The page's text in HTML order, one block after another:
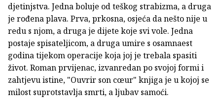
djetinjstva. Jedna boluje od teškog strabizma, a druga
je rođena plava. Prva, prkosna, osjeća da nešto nije u
redu s njom, a druga je dijete koje svi vole. Jedna
postaje spisateljicom, a druga umire s osamnaest
godina tijekom operacije koja joj je trebala spasiti
život. Roman prvijenac, izvanredan po svojoj formi i
zahtjevu istine, "Ouvrir son cœur" knjiga je u kojoj se
milost suprotstavlja smrti, a ljubav samoći.